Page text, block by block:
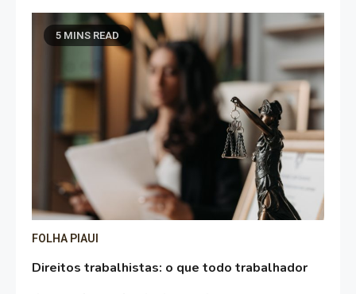
5 MINS READ
FOLHA PIAUI
Direitos trabalhistas: o que todo trabalhador